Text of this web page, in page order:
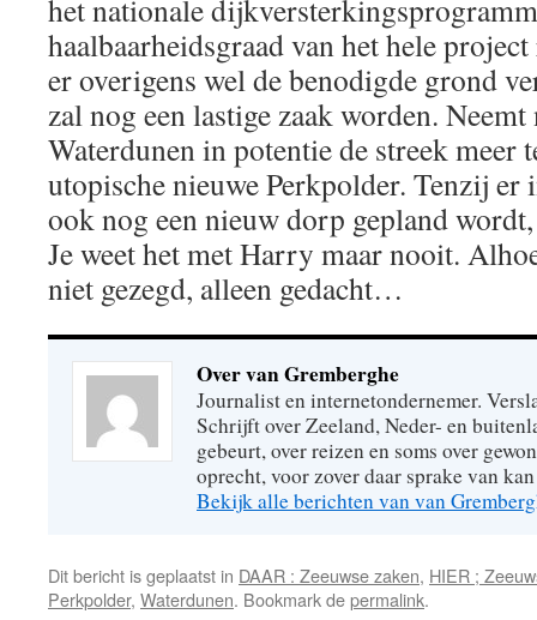
het nationale
haalbaarheidsgraad van het hele
er overigens wel de benodigde grond
zal nog een lastige zaak worden.
Waterdunen in potentie de streek meer
utopische nieuwe Perkpolder. Tenzij er
ook nog een nieuw dorp gepland
Je weet het met Harry maar nooit.
niet gezegd, alleen gedacht…
Over van Gremberghe
Journalist en internetondernemer.
Schrijft over Zeeland, Neder- en
gebeurt, over reizen en soms over
oprecht, voor zover daar sprake van
Bekijk alle berichten van van
Dit bericht is geplaatst in DAAR : Zeeuwse zaken, HIER ;
Perkpolder, Waterdunen. Bookmark depermalink.